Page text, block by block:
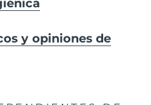
y opiniones de